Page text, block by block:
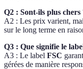
Q2 : Sont-ils plus chers
A2 : Les prix varient,
sur le long terme en
Q3 : Que signifie le
A3 : Le label FSC
gérées de manière